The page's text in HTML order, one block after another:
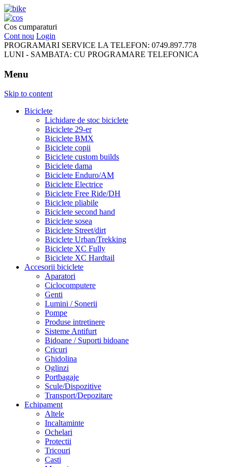
FreeRideBikes
Cos cumparaturi
Cont nou Login
PROGRAMARI SERVICE LA TELEFON: 0749.897.778
LUNI - SAMBATA: CU PROGRAMARE TELEFONICA
Menu
Skip to content
Biciclete
Lichidare de stoc biciclete
Biciclete 29-er
Biciclete BMX
Biciclete copii
Biciclete custom builds
Biciclete dama
Biciclete Enduro/AM
Biciclete Electrice
Biciclete Free Ride/DH
Biciclete pliabile
Biciclete second hand
Biciclete sosea
Biciclete Street/dirt
Biciclete Urban/Trekking
Biciclete XC Fully
Biciclete XC Hardtail
Accesorii biciclete
Aparatori
Ciclocomputere
Genti
Lumini / Sonerii
Pompe
Produse intretinere
Sisteme Antifurt
Bidoane / Suporti bidoane
Cricuri
Ghidolina
Oglinzi
Portbagaje
Scule/Dispozitive
Transport/Depozitare
Echipament
Altele
Incaltaminte
Ochelari
Protectii
Tricouri
Casti